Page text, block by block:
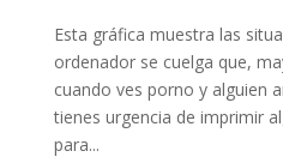
Esta gráfica muestra las
ordenador se cuelga que,
cuando ves porno y alguien
tienes urgencia de imprimir
para...